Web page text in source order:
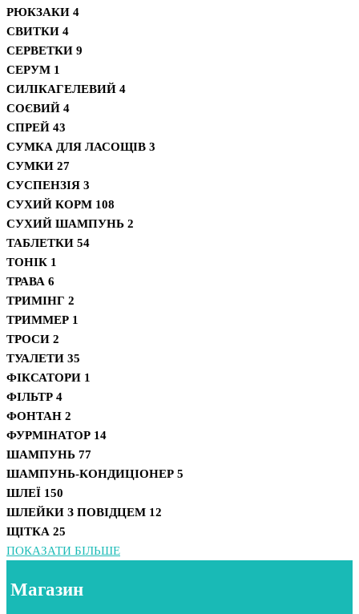
РЮКЗАКИ 4
СВИТКИ 4
СЕРВЕТКИ 9
СЕРУМ 1
СИЛІКАГЕЛЕВИЙ 4
СОЄВИЙ 4
СПРЕЙ 43
СУМКА ДЛЯ ЛАСОЩІВ 3
СУМКИ 27
СУСПЕНЗІЯ 3
СУХИЙ КОРМ 108
СУХИЙ ШАМПУНЬ 2
ТАБЛЕТКИ 54
ТОНІК 1
ТРАВА 6
ТРИМІНГ 2
ТРИММЕР 1
ТРОСИ 2
ТУАЛЕТИ 35
ФІКСАТОРИ 1
ФІЛЬТР 4
ФОНТАН 2
ФУРМІНАТОР 14
ШАМПУНЬ 77
ШАМПУНЬ-КОНДИЦІОНЕР 5
ШЛЕЇ 150
ШЛЕЙКИ З ПОВІДЦЕМ 12
ЩІТКА 25
ПОКАЗАТИ БІЛЬШЕ
Магазин